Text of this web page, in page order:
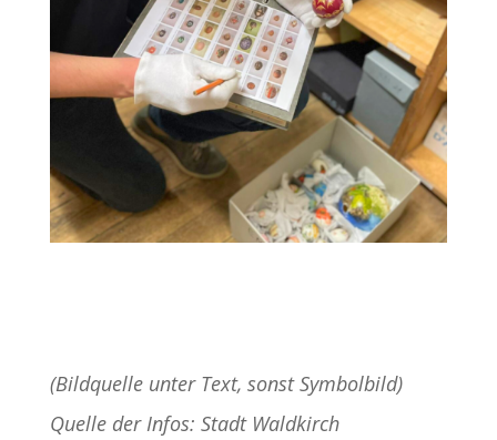
(Bildquelle unter Text, sonst Symbolbild)
Quelle der Infos: Stadt Waldkirch